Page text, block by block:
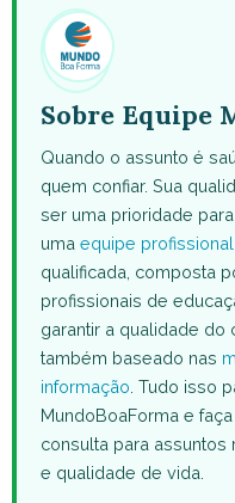
Sobre Equipe
Quando o assunto é
quem confiar. Sua
ser uma prioridade
uma equipe profissional
qualificada, composta
profissionais de
garantir a qualidade
também baseado nas
informação. Tudo isso
MundoBoaForma e
consulta para
e qualidade de vida.